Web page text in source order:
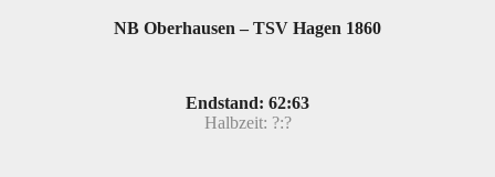
NB Oberhausen – TSV Hagen 1860
Endstand: 62:63
Halbzeit: ?:?